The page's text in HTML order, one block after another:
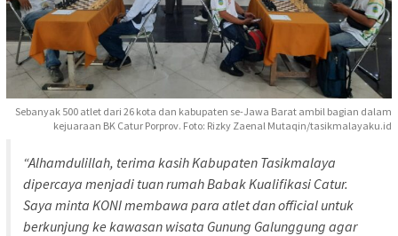
Sebanyak 500 atlet dari 26 kota dan kabupaten se-Jawa Barat ambil bagian dalam
kejuaraan BK Catur Porprov. Foto: Rizky Zaenal Mutaqin/tasikmalayaku.id
“Alhamdulillah, terima kasih Kabupaten Tasikmalaya
dipercaya menjadi tuan rumah Babak Kualifikasi Catur.
Saya minta KONI membawa para atlet dan official untuk
berkunjung ke kawasan wisata Gunung Galunggung agar